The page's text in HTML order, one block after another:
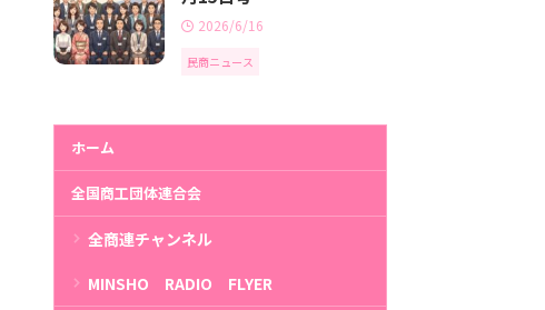
2026/6/16
民商ニュース
ホーム
全国商工団体連合会
全商連チャンネル
MINSHO RADIO FLYER